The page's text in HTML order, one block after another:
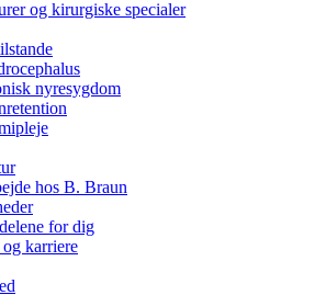
og kirurgiske specialer
nyresygdom
hos B. Braun
for dig
og karriere